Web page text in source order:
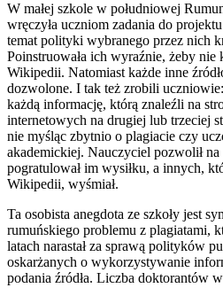
W małej szkole w południowej
wręczyła uczniom zadania do
temat polityki wybranego przez nich
Poinstruowała ich wyraźnie, żeby nie
Wikipedii. Natomiast każde inne
dozwolone. I tak też zrobili
każdą informację, którą znaleźli na
internetowych na drugiej lub trzeciej
nie myśląc zbytnio o plagiacie czy
akademickiej. Nauczyciel pozwolił na
pogratulował im wysiłku, a innych,
Wikipedii, wyśmiał.
Ta osobista anegdota ze szkoły jest
rumuńskiego problemu z plagiatami,
latach narastał za sprawą polityków
oskarżanych o wykorzystywanie
podania źródła. Liczba doktorantów